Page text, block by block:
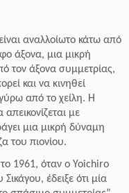
αναλλοίωτο κάτω από
άξονα, μια μικρή
τον άξονα συμμετρίας,
και να κινηθεί
από το χείλη. Η
με
μια μικρή δύναμη
του πιονίου.
1961, όταν ο Yoichiro
έδειξε ότι μία